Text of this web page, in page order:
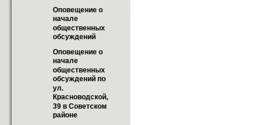
Оповещение о
начале
общественных
обсуждений
Оповещение о
начале
общественных
обсуждений по
ул.
Красноводской,
39 в Советском
районе